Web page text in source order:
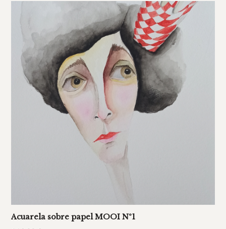
Acuarela sobre papel MOOI Nº1